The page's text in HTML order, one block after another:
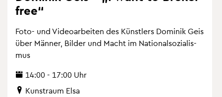
free“
Foto- und Vi­deo­ar­bei­ten des Künst­lers Do­mi­nik Geis
über Män­ner, Bil­der und Macht im Na­tio­nal­so­zia­lis­
mus
14:00 - 17:00 Uhr
Kunst­raum Elsa